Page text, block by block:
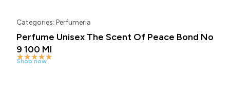
Categories: Perfumeria
Perfume Unisex The Scent Of Peace Bond No
9 100 Ml
★★★★★
Shop now